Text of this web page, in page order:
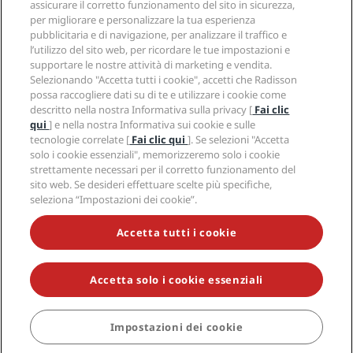
PRENOTA
Hotel per famiglie
Salute e sicurezza
Opportunità di lavoro in RHG
Opportunità di lavoro in PPHE
Opportunità di lavoro in EHL
The Club by RHG
Opportunità di sviluppo
Responsible Business
Approvvigionamento
Centro sulla privacy
Note legali
Termini e condizioni di Radisson Rewards
Termini e condizioni di utilizzo del sito
Accessibilità digitale
Dichiarazione sulla schiavitù moderna
Aiuto
Avvisi per i consumatori
Contatti
Domande frequenti
Mappa del sito
Social media
Marchi Radisson Hotels
NON LASCIARTI SFUGGIRE LE NOSTRE OFFERTE MIGLIORI
© 2026 Radisson Hotel Group. Tutti i diritti riservati. RHG Radisson
Hotel Group, Radisson, Radisson RED, Radisson Blu, Radisson Collection,
Radisson Individuals, Park Plaza, Park Inn, Country Inn & Suites, Prize by
Radisson, Radisson Rewards e Radisson Meetings sono marchi
commerciali di Radisson Hotel Group.
assicurare il corretto funzionamento del sito in sicurezza,
per migliorare e personalizzare la tua esperienza
pubblicitaria e di navigazione, per analizzare il traffico e
l’utilizzo del sito web, per ricordare le tue impostazioni e
supportare le nostre attività di marketing e vendita.
Selezionando "Accetta tutti i cookie", accetti che Radisson
possa raccogliere dati su di te e utilizzare i cookie come
descritto nella nostra Informativa sulla privacy [ Fai clic
qui] e nella nostra Informativa sui cookie e sulle
tecnologie correlate [ Fai clic qui]. Se selezioni "Accetta
solo i cookie essenziali", memorizzeremo solo i cookie
strettamente necessari per il corretto funzionamento del
sito web. Se desideri effettuare scelte più specifiche,
seleziona “Impostazioni dei cookie”.
Accetta tutti i cookie
Accetta solo i cookie essenziali
Impostazioni dei cookie